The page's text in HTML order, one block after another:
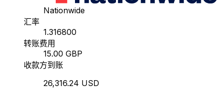
Nationwide
汇率
1.316800
转账费用
15.00 GBP
收款方到账
26,316.24 USD